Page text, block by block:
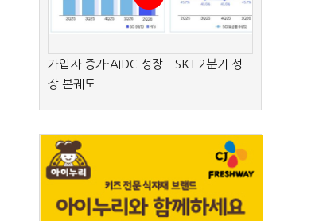
가입자 증가·AIDC 성장…SKT 2분기 성
장 본궤도